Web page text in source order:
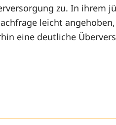
zu. In ihrem
leicht
eine deutliche